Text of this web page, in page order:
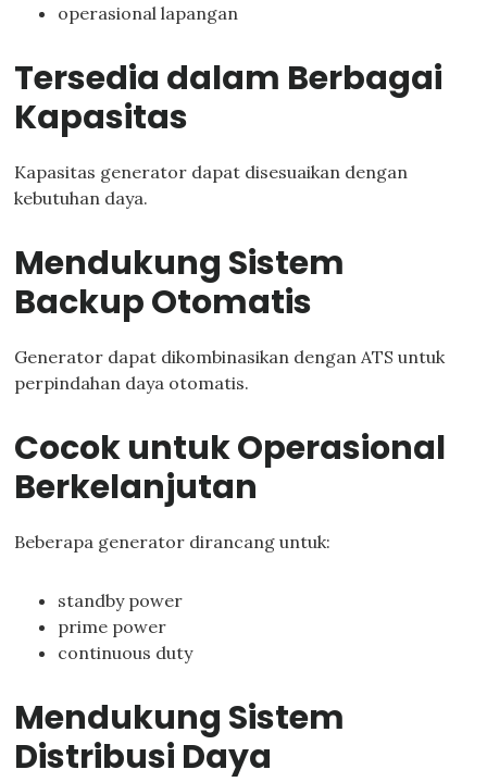
operasional lapangan
Tersedia dalam Berbagai
Kapasitas
Kapasitas generator dapat disesuaikan dengan
kebutuhan daya.
Mendukung Sistem
Backup Otomatis
Generator dapat dikombinasikan dengan ATS untuk
perpindahan daya otomatis.
Cocok untuk Operasional
Berkelanjutan
Beberapa generator dirancang untuk:
standby power
prime power
continuous duty
Mendukung Sistem
Distribusi Daya